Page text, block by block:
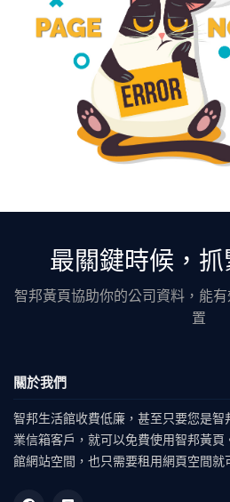
最關鍵時候，
智邦黃頁協助你的公司資料，能
置
關於我們
智邦生活館收費低廉，甚至只要您是智
業信箱客戶，就可以免費使用智邦黃
館網站空間，也只需要租用網頁空間就